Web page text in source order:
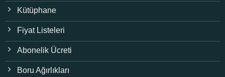
Kütüphane
Fiyat Listeleri
Abonelik Ücreti
Boru Ağırlıkları